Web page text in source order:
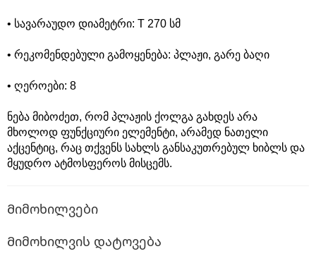
• სავარაუდო დიამეტრი: T 270 სმ
• რეკომენდებული გამოყენება: პლაჟი, გარე ბაღი
• ღეროები: 8
ნება მიბოძეთ, რომ პლაჟის ქოლგა გახდეს არა
მხოლოდ ფუნქციური ელემენტი, არამედ ნათელი
აქცენტიც, რაც თქვენს სახლს განსაკუთრებულ ხიბლს და
მყუდრო ატმოსფეროს მისცემს.
Მიმოხილვები
Მიმოხილვის დატოვება